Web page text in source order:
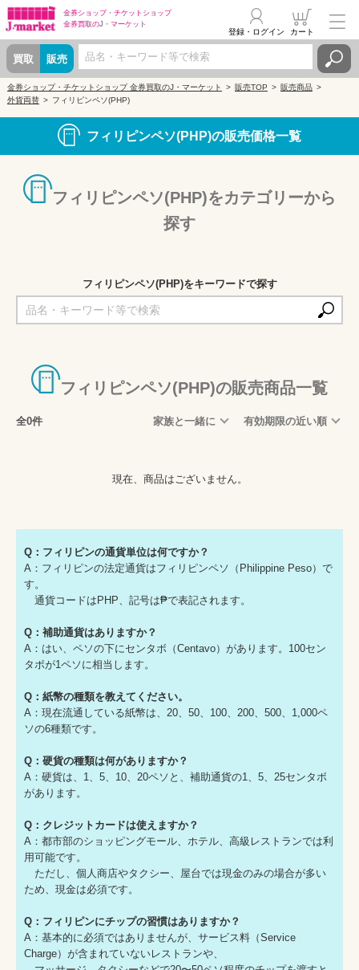
金券ショップ・ チケットショップ
金券買取のJ・マーケット
買取 販売
登録・ログイン カート
金券ショップ・チケットショップ 金券買取のJ・マーケット 販売TOP
販売商品
外貨両替
フィリピンペソ(PHP)
フィリピンペソ(PHP)の販売価格一覧
フィリピンペソ(PHP)をカテゴリーから
探す
フィリピンペソ(PHP)をキーワードで探す
フィリピンペソ(PHP)の販売商品一覧
全0件 家族と一緒に 有効期限の近い順
現在、商品はございません。
Q：フィリピンの通貨単位は何ですか？
A：フィリピンの法定通貨はフィリピンペソ（Philippine Peso）で
す。
通貨コードはPHP、記号は₱で表記されます。
Q：補助通貨はありますか？
A：はい、ペソの下にセンタボ（Centavo）があります。100セン
タボが1ペソに相当します。
Q：紙幣の種類を教えてください。
A：現在流通している紙幣は、20、50、100、200、500、1,000ペ
ソの6種類です。
Q：硬貨の種類は何がありますか？
A：硬貨は、1、5、10、20ペソと、補助通貨の1、5、25センタボ
があります。
Q：クレジットカードは使えますか？
A：都市部のショッピングモール、ホテル、高級レストランでは利
用可能です。
ただし、個人商店やタクシー、屋台では現金のみの場合が多い
ため、現金は必須です。
Q：フィリピンにチップの習慣はありますか？
A：基本的に必須ではありませんが、サービス料（Service
Charge）が含まれていないレストランや、